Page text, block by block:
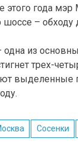
этого года
шоссе – обходу
из
трех-
Сосенки